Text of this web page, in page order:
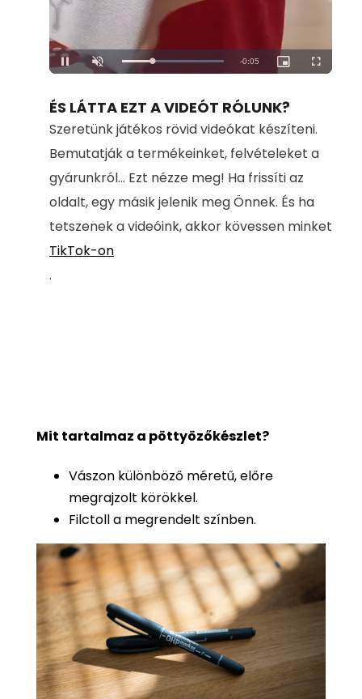
Unmute Loaded:
100.00%
ÉS LÁTTA EZT A VIDEÓT RÓLUNK?
Szeretünk játékos rövid videókat készíteni.
Bemutatják a termékeinket, felvételeket a
gyárunkról... Ezt nézze meg! Ha frissíti az
oldalt, egy másik jelenik meg Önnek. És ha
tetszenek a videóink, akkor kövessen minket
TikTok-on
.
Mit tartalmaz a pöttyözőkészlet?
Vászon különböző méretű, előre
megrajzolt körökkel.
Filctoll a megrendelt színben.